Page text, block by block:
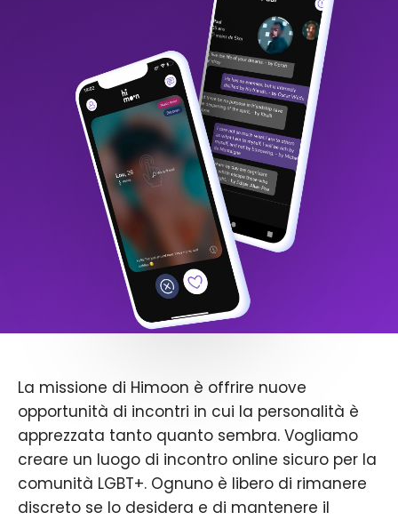
La missione di Himoon è offrire nuove
opportunità di incontri in cui la personalità è
apprezzata tanto quanto sembra. Vogliamo
creare un luogo di incontro online sicuro per la
comunità LGBT+. Ognuno è libero di rimanere
discreto se lo desidera e di mantenere il